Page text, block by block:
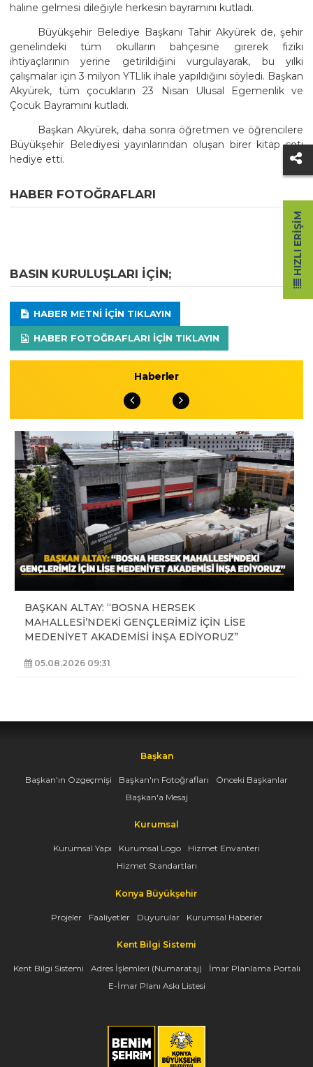
haline gelmesi dileğiyle herkesin bayramını kutladı.
Büyükşehir Belediye Başkanı Tahir Akyürek de, şehir
genelindeki tüm okulların bahçesine girerek fiziki
ihtiyaçlarının yerine getirildiğini vurgulayarak, bu yılki
çalışmalar için 3 milyon YTLlik ihale yapıldığını söyledi. Başkan
Akyürek, tüm çocukların 23 Nisan Ulusal Egemenlik ve
Çocuk Bayramını kutladı.
Başkan Akyürek, daha sonra öğretmen ve öğrencilere
Büyükşehir Belediyesi yayınlarından oluşan birer kitap seti
hediye etti.
HABER FOTOĞRAFLARI
BASIN KURULUŞLARI IÇIN;
HABER METNI IÇIN TIKLAYIN
HABER FOTOĞRAFLARI IÇIN TIKLAYIN
Haberler
BAŞKAN ALTAY: “BOSNA HERSEK
MAHALLESİ’NDEKİ GENÇLERİMİZ İÇİN LİSE
MEDENİYET AKADEMİSİ İNŞA EDİYORUZ”
05.08.2026 09:31
Başkan
Başkan'ın Özgeçmişi Başkan'ın Fotoğrafları
Önceki Başkanlar
Başkan'a Mesaj
Kurumsal
Kurumsal Yapı Kurumsal Logo
Hizmet Envanteri
Hizmet Standartları
Konya Büyükşehir
Projeler Faaliyetler Duyurular Kurumsal Haberler
Kent Bilgi Sistemi
Kent Bilgi Sistemi Adres İşlemleri (Numarataj)
İmar Planlama Portalı
E-İmar Planı Askı Listesi
HIZLI ERIŞIM